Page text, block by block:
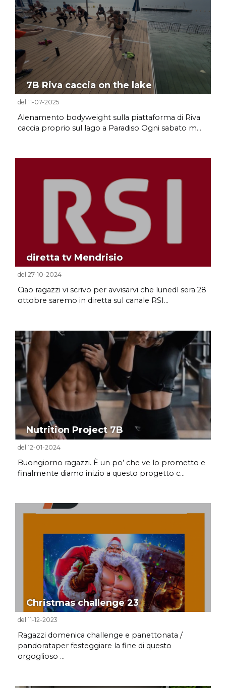
7B Riva caccia on the lake
del 11-07-2025
Alenamento bodyweight sulla piattaforma di Riva
caccia proprio sul lago a Paradiso Ogni sabato m...
diretta tv Mendrisio
del 27-10-2024
Ciao ragazzi vi scrivo per avvisarvi che lunedì sera 28
ottobre saremo in diretta sul canale RSI...
Nutrition Project 7B
del 12-01-2024
Buongiorno ragazzi. È un po’ che ve lo prometto e
finalmente diamo inizio a questo progetto c...
Christmas challenge 23
del 11-12-2023
Ragazzi domenica challenge e panettonata /
pandorataper festeggiare la fine di questo
orgoglioso ...